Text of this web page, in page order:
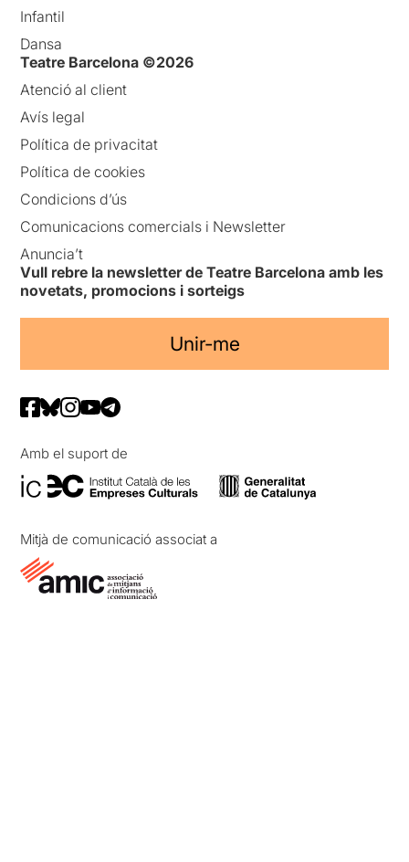
Infantil
Dansa
Teatre Barcelona ©2026
Atenció al client
Avís legal
Política de privacitat
Política de cookies
Condicions d’ús
Comunicacions comercials i Newsletter
Anuncia’t
Vull rebre la newsletter de Teatre Barcelona amb les
novetats, promocions i sorteigs
Unir-me
Amb el suport de
Mitjà de comunicació associat a